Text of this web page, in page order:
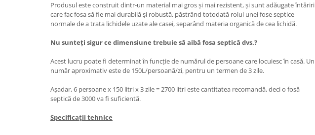
Produsul este construit dintr-un material mai gros și mai rezistent, și sunt adăugate întăriri
care fac fosa să fie mai durabilă și robustă, păstrând totodată rolul unei fose septice
normale de a trata lichidele uzate ale casei, separând materia organică de cea lichidă.
Nu sunteți sigur ce dimensiune trebuie să aibă fosa septică dvs.?
Acest lucru poate fi determinat în funcție de numărul de persoane care locuiesc în casă. Un
număr aproximativ este de 150L/persoană/zi, pentru un termen de 3 zile.
Așadar, 6 persoane x 150 litri x 3 zile = 2700 litri este cantitatea recomandă, deci o fosă
septică de 3000 va fi suficientă.
Specificații tehnice